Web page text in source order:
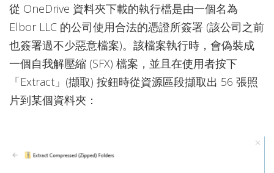
從 OneDrive 資料夾下載的執行檔是由一個名為
Elbor LLC 的公司使用合法的憑證所簽署 (該公司之前
也簽署過不少惡意檔案)。該檔案執行時，會偽裝成
一個自我解壓縮 (SFX) 檔案，並且在使用者按下
「Extract」(擷取) 按鈕時從資源區段擷取出 56 張照
片到某個資料夾：